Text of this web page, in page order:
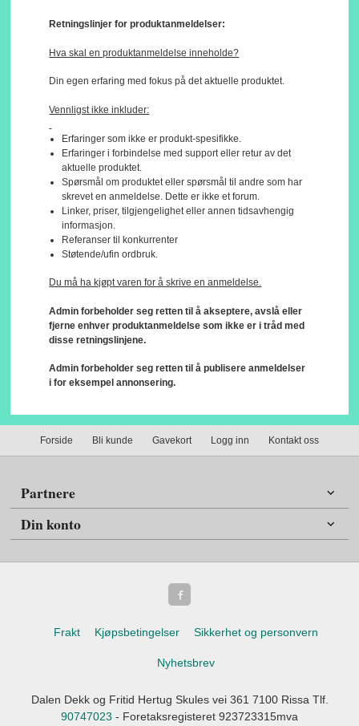
Retningslinjer for produktanmeldelser:
Hva skal en produktanmeldelse inneholde?
Din egen erfaring med fokus på det aktuelle produktet.
Vennligst ikke inkluder:
Erfaringer som ikke er produkt-spesifikke.
Erfaringer i forbindelse med support eller retur av det
aktuelle produktet.
Spørsmål om produktet eller spørsmål til andre som har
skrevet en anmeldelse. Dette er ikke et forum.
Linker, priser, tilgjengelighet eller annen tidsavhengig
informasjon.
Referanser til konkurrenter
Støtende/ufin ordbruk.
Du må ha kjøpt varen for å skrive en anmeldelse.
Admin forbeholder seg retten til å akseptere, avslå eller
fjerne enhver produktanmeldelse som ikke er i tråd med
disse retningslinjene.
Admin forbeholder seg retten til å publisere anmeldelser
i for eksempel annonsering.
Forside Bli kunde Gavekort Logg inn Kontakt oss
Partnere
Din konto
Frakt Kjøpsbetingelser Sikkerhet og personvern
Nyhetsbrev
Dalen Dekk og Fritid Hertug Skules vei 361 7100 Rissa Tlf.
90747023 - Foretaksregisteret 923723315mva